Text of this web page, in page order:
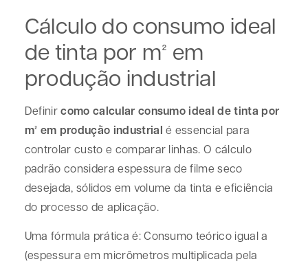
Cálculo do consumo ideal
de tinta por m² em
produção industrial
Definircomo calcular consumo ideal de tinta por
m² em produção industrial é essencial para
controlar custo e comparar linhas. O cálculo
padrão considera espessura de filme seco
desejada, sólidos em volume da tinta e eficiência
do processo de aplicação.
Uma fórmula prática é: Consumo teórico igual a
(espessura em micrômetros multiplicada pela